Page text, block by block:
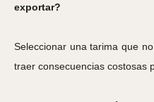
exportar?
Seleccionar una tarima que
traer consecuencias costosas